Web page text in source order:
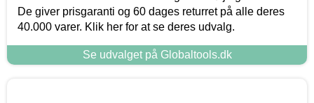
De giver prisgaranti og 60 dages returret på alle deres
40.000 varer. Klik her for at se deres udvalg.
Se udvalget på Globaltools.dk